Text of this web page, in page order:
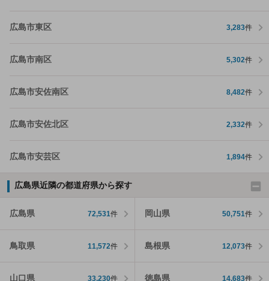
広島市東区 3,283件
広島市南区 5,302件
広島市安佐南区 8,482件
広島市安佐北区 2,332件
広島市安芸区 1,894件
広島県近隣の都道府県から探す
広島県 72,531件 岡山県 50,751件
鳥取県 11,572件 島根県 12,073件
山口県 33,230件 徳島県 14,683件